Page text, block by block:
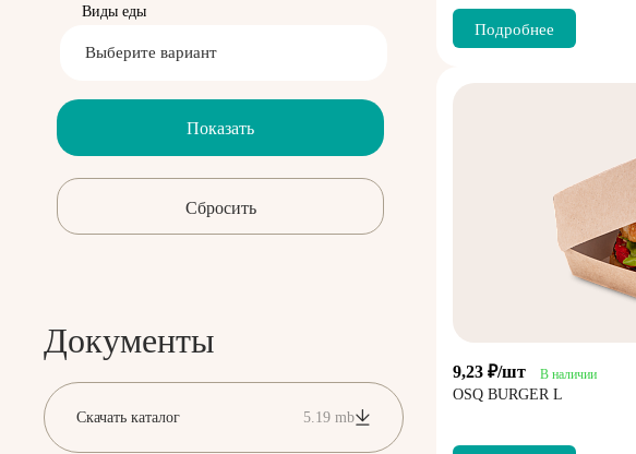
Виды еды
Выберите вариант
Документы
Скачать каталог 5.19 mb
Подробнее
9,23 ₽/шт В наличии
OSQ BURGER L